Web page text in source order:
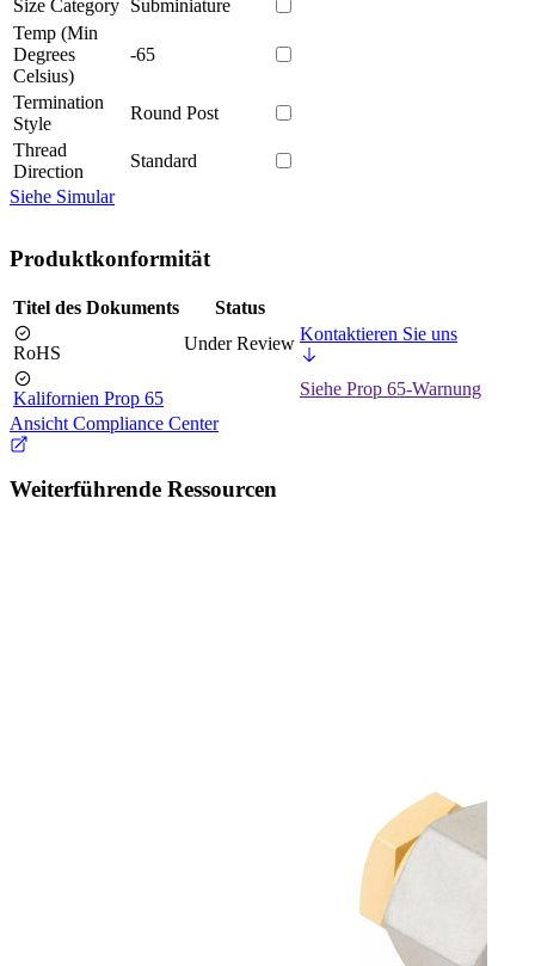
Size Category Subminiature
Temp (Min
Degrees
Celsius)
-65
Termination
Style
Round Post
Thread
Direction
Standard
Siehe Simular
Produktkonformität
Titel des Dokuments Status
RoHS Under Review Kontaktieren Sie uns
Kalifornien Prop 65
Siehe Prop 65-Warnung
Ansicht Compliance Center
Weiterführende Ressourcen